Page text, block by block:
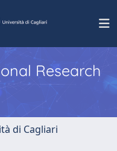
Research
di Cagliari